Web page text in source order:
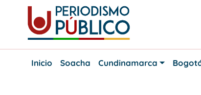
content
Periodismo
Noticias
Inicio
Soacha Cundinamarca